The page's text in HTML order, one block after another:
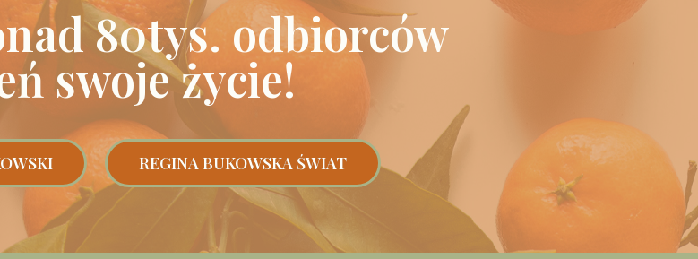
80tys. odbiorców
swoje życie!
REGINA BUKOWSKA ŚWIAT